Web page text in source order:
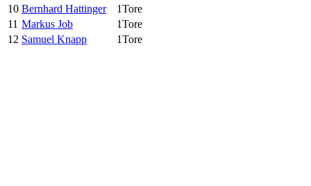
10 Bernhard Hattinger 1Tore
11 Markus Job 1Tore
12 Samuel Knapp 1Tore